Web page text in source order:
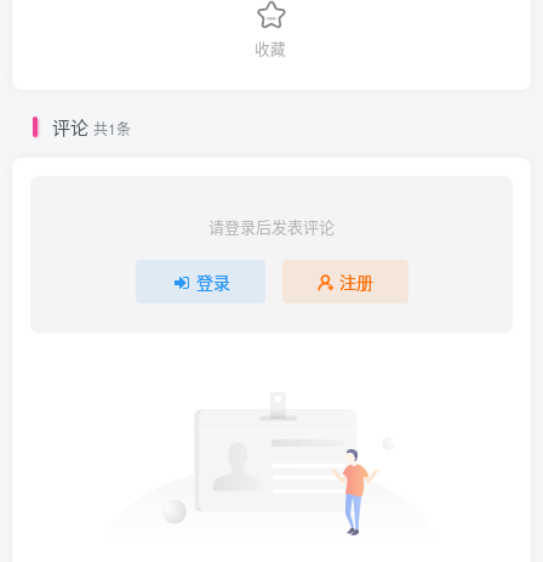
收藏
评论 共1条
请登录后发表评论
登录 注册